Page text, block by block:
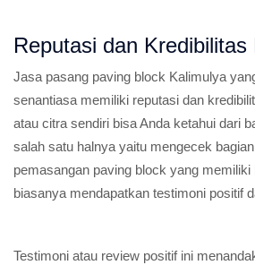
Reputasi dan Kredibilitas
Jasa pasang paving block Kalimulya
senantiasa memiliki reputasi dan
atau citra sendiri bisa Anda ketahui dari
salah satu halnya yaitu mengecek
pemasangan paving block yang memiliki
biasanya mendapatkan testimoni positif
Testimoni atau review positif ini